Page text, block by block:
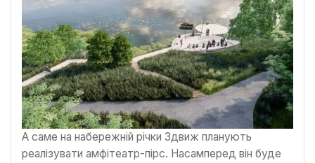
А саме на набережній річки Здвиж планують
реалізувати амфітеатр-пірс. Насамперед він буде